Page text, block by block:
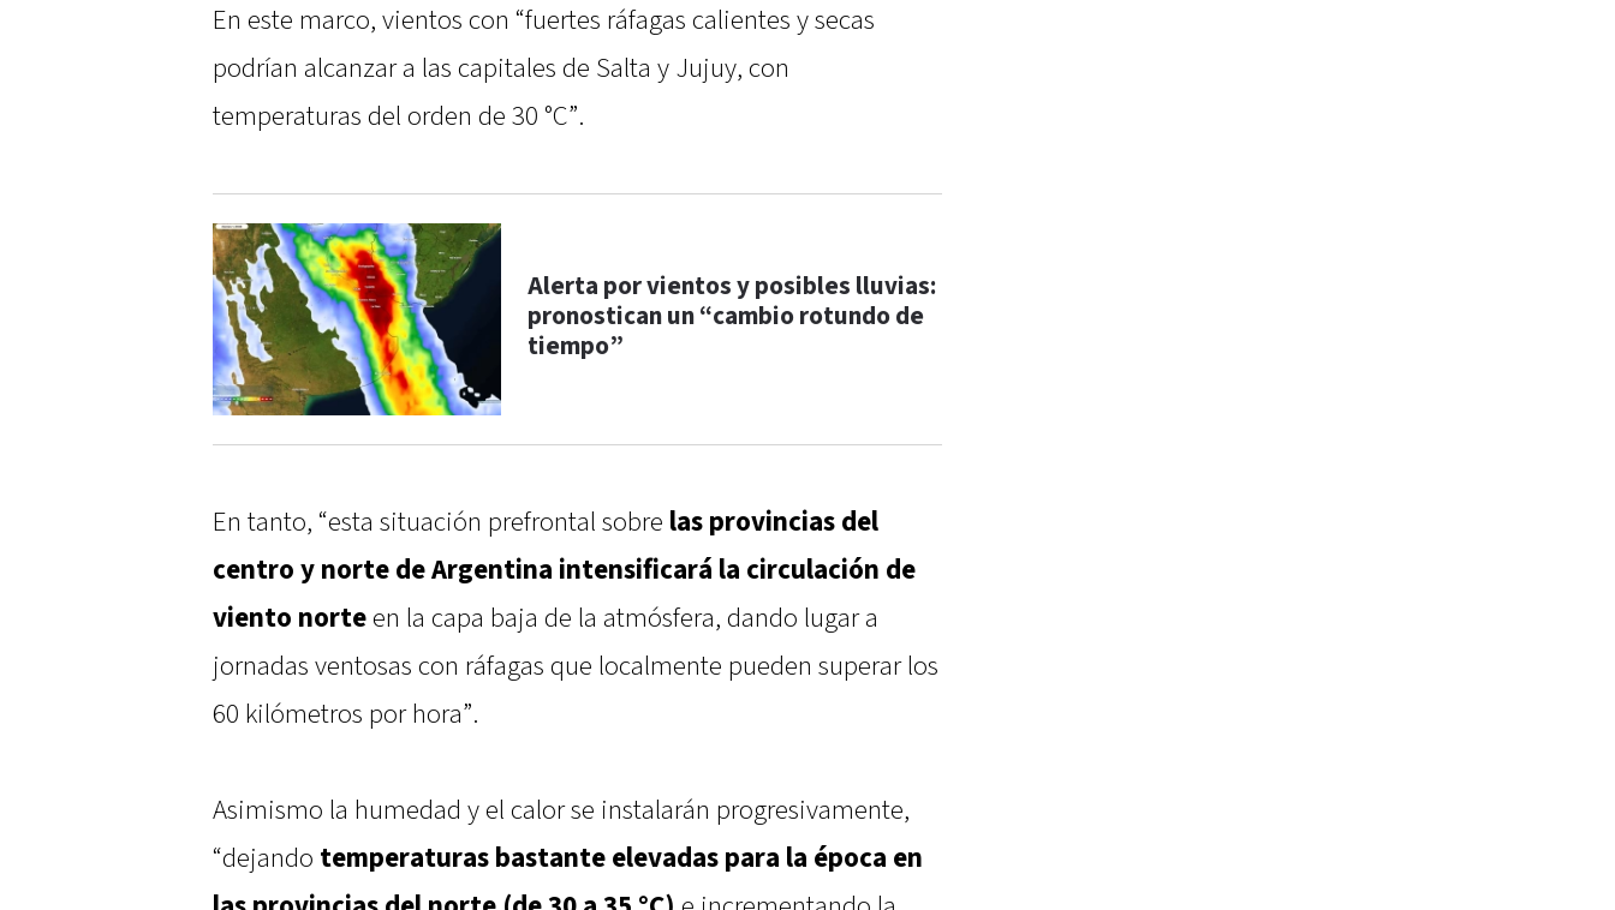
En este marco, vientos con “fuertes ráfagas calientes y secas
podrían alcanzar a las capitales de Salta y Jujuy, con
temperaturas del orden de 30 °C”.
Alerta por vientos y posibles lluvias:
pronostican un “cambio rotundo de
tiempo”
En tanto, “esta situación prefrontal sobre las provincias del
centro y norte de Argentina intensificará la circulación de
viento norteen la capa baja de la atmósfera, dando lugar a
jornadas ventosas con ráfagas que localmente pueden superar los
60 kilómetros por hora”.
Asimismo la humedad y el calor se instalarán progresivamente,
“dejando temperaturas bastante elevadas para la época en